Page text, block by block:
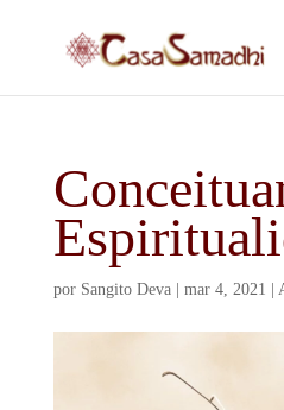
por Sangito Deva| mar 4, 2021